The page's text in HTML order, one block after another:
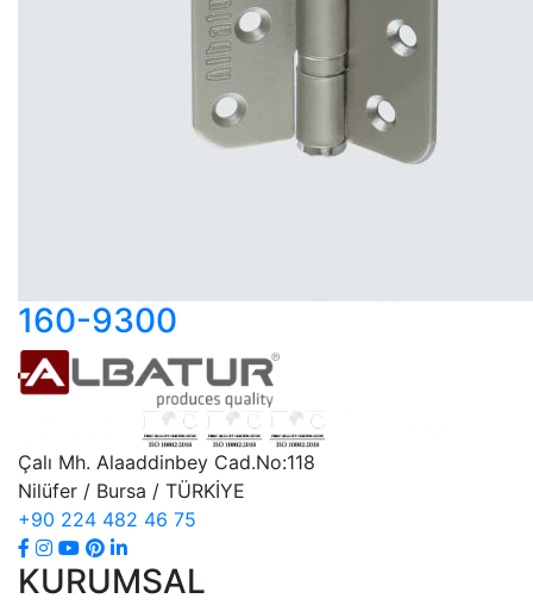
160-9300
Çalı Mh. Alaaddinbey Cad.No:118
Nilüfer / Bursa / TÜRKİYE
+90 224 482 46 75
KURUMSAL